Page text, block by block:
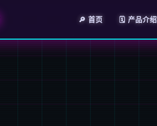
🔎 首页 🗓️ 产品介绍